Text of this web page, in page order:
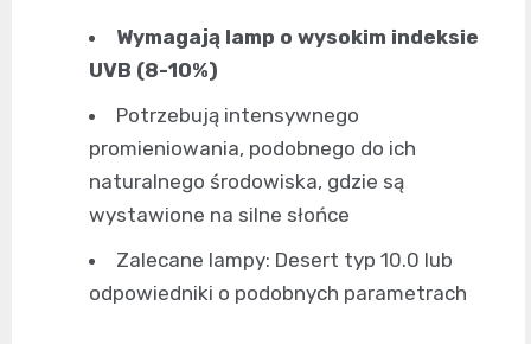
Wymagają lamp o wysokim indeksie
UVB (8-10%)
Potrzebują intensywnego
promieniowania, podobnego do ich
naturalnego środowiska, gdzie są
wystawione na silne słońce
Zalecane lampy: Desert typ 10.0 lub
odpowiedniki o podobnych parametrach